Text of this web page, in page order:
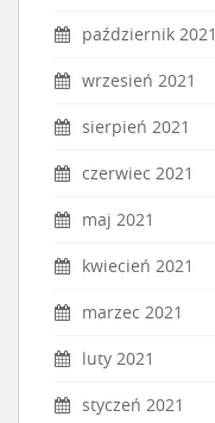
październik 2021
wrzesień 2021
sierpień 2021
czerwiec 2021
maj 2021
kwiecień 2021
marzec 2021
luty 2021
styczeń 2021